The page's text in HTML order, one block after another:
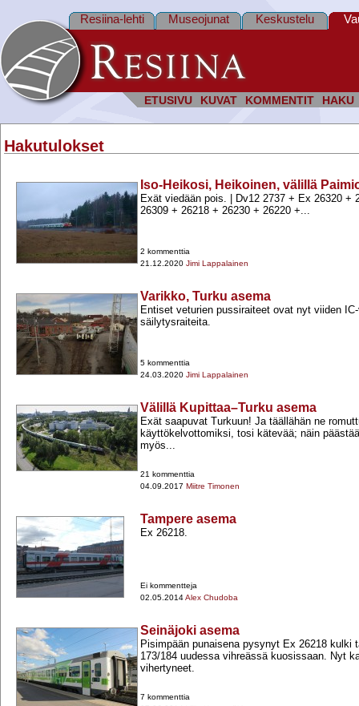
ETUSIVU KUVAT KOMMENTIT HAKU
Resiina-lehti Museojunat Keskustelu
Hakutulokset
Iso-Heikosi, Heikoinen, välillä
Exät viedään pois. | Dv12 2737 +​ Ex 26320 +​
26309 +​ 26218 +​ 26230 +​ 26220 +​...
2 kommenttia
21.12.2020 Jimi Lappalainen
Varikko, Turku asema
Entiset veturien pussiraiteet ovat nyt viiden
säilytysraiteita.
5 kommenttia
24.03.2020 Jimi Lappalainen
Välillä Kupittaa–Turku asema
Exät saapuvat Turkuun! Ja täällähän ne
käyttökelvottomiksi, tosi kätevää; näin
myös...
21 kommenttia
04.09.2017 Miitre Timonen
Tampere asema
Ex 26218.
Ei kommentteja
02.05.2014Alex Chudoba
Seinäjoki asema
Pisimpään punaisena pysynyt Ex 26218 kulki
173/184 uudessa vihreässä kuosissaan. Nyt
vihertyneet.
7 kommenttia